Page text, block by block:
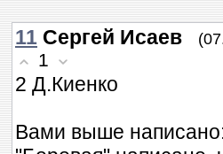
11 Сергей Исаев
1
2 Д.Киенко
Вами выше